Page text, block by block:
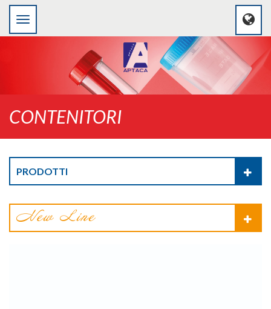
CONTENITORI
PRODOTTI